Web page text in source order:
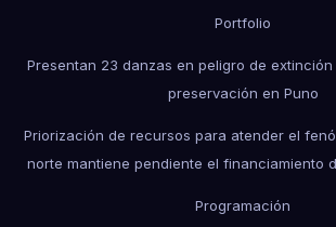
Portfolio
Presentan 23 danzas en peligro de
preservación en Puno
Priorización de recursos para atender el
norte mantiene pendiente el financiamiento
Programación